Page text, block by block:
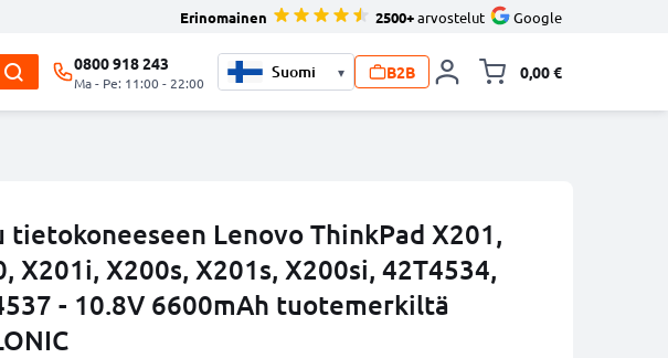
Erinomainen 2500+arvostelut Google
0800 918 243
Ma - Pe: 11:00 - 22:00
▾ B2B 0,00 €
tietokoneeseen Lenovo ThinkPad X201,
X201i, X200s, X201s, X200si, 42T4534,
- 10.8V 6600mAh tuotemerkiltä